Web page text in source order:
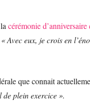
cérémonie
« Avec eux, je crois en
que connait
plein exercice ».